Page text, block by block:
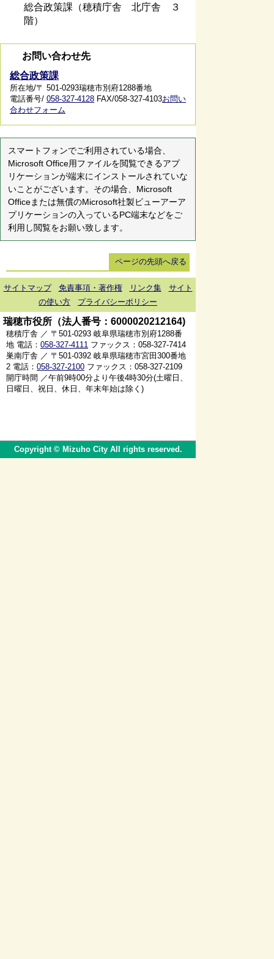
総合政策課（穂積庁舎 北庁舎 ３
階）
お問い合わせ先
総合政策課
所在地/〒 501-0293瑞穂市別府1288番地
電話番号/ 058-327-4128 FAX/058-327-4103お問い
合わせフォーム
スマートフォンでご利用されている場合、
Microsoft Office用ファイルを閲覧できるアプ
リケーションが端末にインストールされていな
いことがございます。その場合、Microsoft
Officeまたは無償のMicrosoft社製ビューアーア
プリケーションの入っているPC端末などをご
利用し閲覧をお願い致します。
ページの先頭へ戻る
サイトマップ 免責事項・著作権 リンク集
サイト
の使い方
プライバシーポリシー
瑞穂市役所（法人番号：6000020212164)
穂積庁舎 ／ 〒501-0293 岐阜県瑞穂市別府1288番
地 電話： 058-327-4111 ファックス：058-327-7414
巣南庁舎 ／ 〒501-0392 岐阜県瑞穂市宮田300番地
2 電話： 058-327-2100 ファックス：058-327-2109
開庁時間 ／午前9時00分より午後4時30分(土曜日、
日曜日、祝日、休日、年末年始は除く)
Copyright © Mizuho City All rights reserved.